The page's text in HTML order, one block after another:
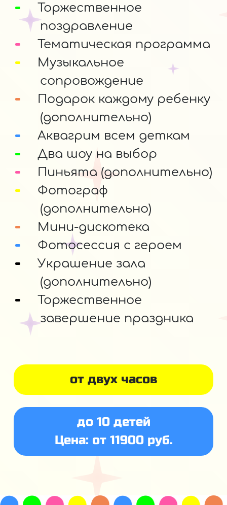
от двух часов
до 10 детей
Цена: от 11900 руб.
Торжественное
поздравление
Тематическая программа
Музыкальное
сопровождение
Подарок каждому ребенку
(дополнительно)
Аквагрим всем деткам
Два шоу на выбор
Пиньята (дополнительно)
Фотограф
(дополнительно)
Мини-дискотека
Фотосессия с героем
Украшение зала
(дополнительно)
Торжественное
завершение праздника